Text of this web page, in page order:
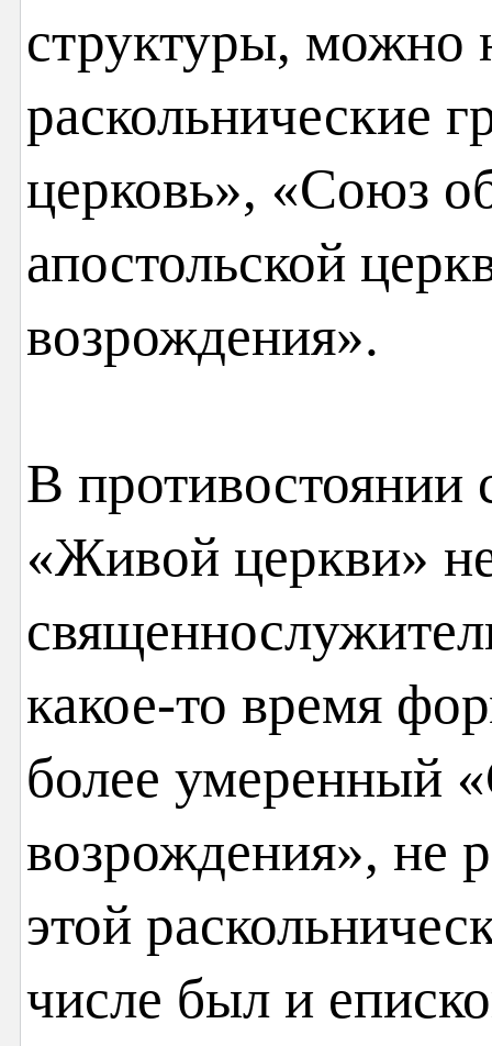
структуры, можно
раскольнические
церковь», «Союз
апостольской
возрождения».
В противостоянии
«Живой церкви»
какое-то время
более умеренный
возрождения», не
этой
числе был и